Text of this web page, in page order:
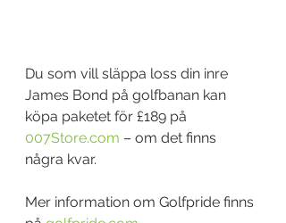
Du som vill släppa loss din inre
James Bond på golfbanan kan
köpa paketet för £189 på
007Store.com – om det finns
några kvar.
Mer information om Golfpride finns